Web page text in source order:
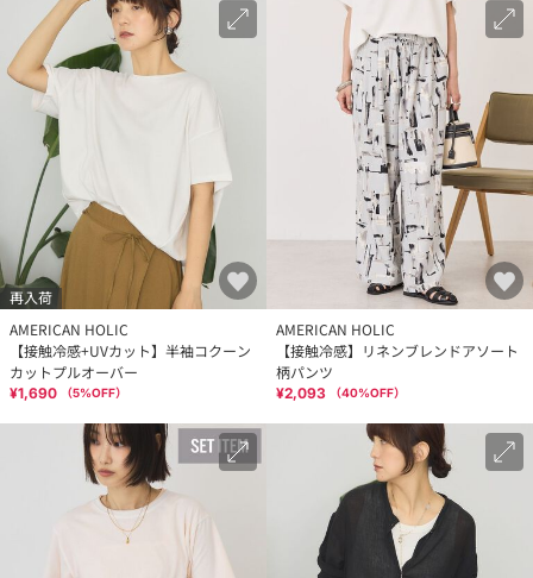
再入荷
AMERICAN HOLIC
【接触冷感+UVカット】半袖コクーン
カットプルオーバー
¥1,690 （5%OFF）
AMERICAN HOLIC
【接触冷感】リネンブレンドアソート
柄パンツ
¥2,093 （40%OFF）